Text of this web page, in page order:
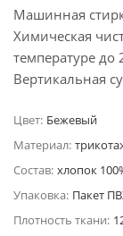
Машинная
Химическая
температуре
Вертикальная
Цвет: Бежевый
Материал:
Состав: хлопок
Упаковка: Пакет
Плотность ткани: